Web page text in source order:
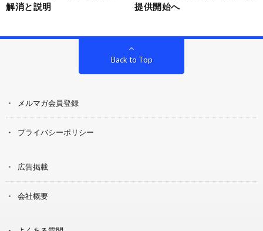
解消と説明
提供開始へ
Back to Top
メルマガ会員登録
プライバシーポリシー
広告掲載
会社概要